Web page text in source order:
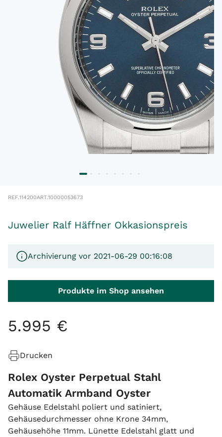
REF.114200ART.10000053673
Juwelier Ralf Häffner Okkasionspreis
Archivierung vor 2021-06-29 00:16:08
Produkte im Shop ansehen
5.995 €
Drucken
Rolex Oyster Perpetual Stahl
Automatik Armband Oyster
Gehäuse Edelstahl poliert und satiniert,
Gehäusedurchmesser ohne Krone 34mm,
Gehäusehöhe 11mm. Lünette Edelstahl glatt und